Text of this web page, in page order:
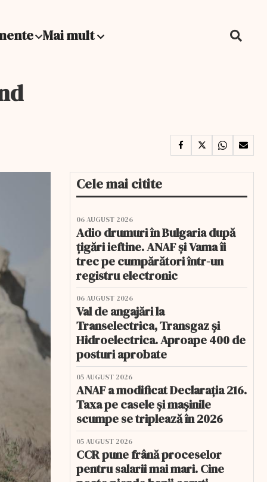
Mai mult
Cele mai citite
06 AUGUST 2026
Adio drumuri în Bulgaria după
țigări ieftine. ANAF și Vama îi
trec pe cumpărători într-un
registru electronic
06 AUGUST 2026
Val de angajări la
Transelectrica, Transgaz și
Hidroelectrica. Aproape 400 de
posturi aprobate
05 AUGUST 2026
ANAF a modificat Declarația 216.
Taxa pe casele și mașinile
scumpe se triplează în 2026
05 AUGUST 2026
CCR pune frână proceselor
pentru salarii mai mari. Cine